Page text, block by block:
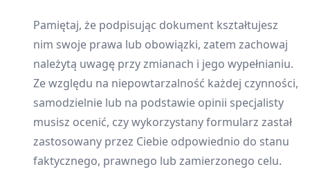
Pamiętaj, że podpisując dokument kształtujesz
nim swoje prawa lub obowiązki, zatem zachowaj
należytą uwagę przy zmianach i jego wypełnianiu.
Ze względu na niepowtarzalność każdej czynności,
samodzielnie lub na podstawie opinii specjalisty
musisz ocenić, czy wykorzystany formularz zastał
zastosowany przez Ciebie odpowiednio do stanu
faktycznego, prawnego lub zamierzonego celu.